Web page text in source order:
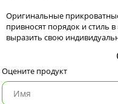
Оригинальные
привносят порядок и стиль
выразить свою
Оцените продукт